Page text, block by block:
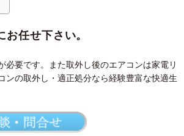
任せ下さい。
要です。また取外し後のエアコンは家電リ
ンの取外し・適正処分なら経験豊富な快適生